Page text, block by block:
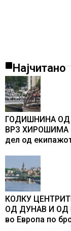
Најчитано
ГОДИШНИНА ОД
ВРЗ ХИРОШИМА
дел од
промени текот
КОЛКУ
ОД ДУНАВ И ОД
во Европа по